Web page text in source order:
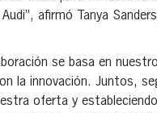
afirmó Tanya
se basa en
la innovación. Juntos,
oferta y